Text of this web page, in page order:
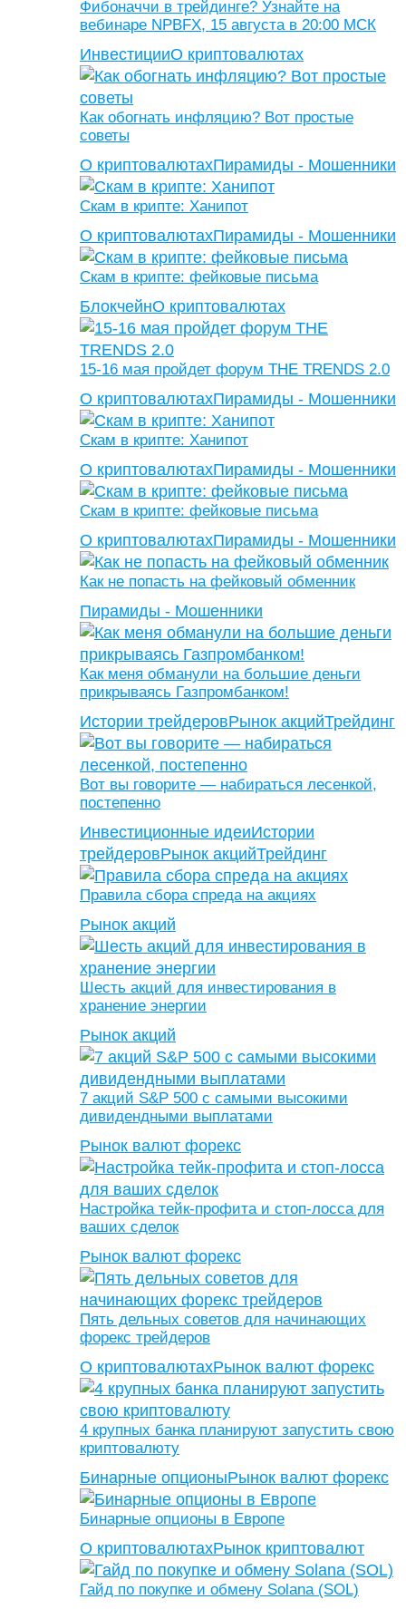
Фибоначчи в трейдинге? Узнайте на
вебинаре NPBFX, 15 августа в 20:00 МСК
ИнвестицииО криптовалютах
Как обогнать инфляцию? Вот простые
советы
О криптовалютахПирамиды - Мошенники
Скам в крипте: Ханипот
О криптовалютахПирамиды - Мошенники
Скам в крипте: фейковые письма
БлокчейнО криптовалютах
15-16 мая пройдет форум THE TRENDS 2.0
О криптовалютахПирамиды - Мошенники
Скам в крипте: Ханипот
О криптовалютахПирамиды - Мошенники
Скам в крипте: фейковые письма
О криптовалютахПирамиды - Мошенники
Как не попасть на фейковый обменник
Пирамиды - Мошенники
Как меня обманули на большие деньги
прикрываясь Газпромбанком!
Истории трейдеровРынок акцийТрейдинг
Вот вы говорите — набираться лесенкой,
постепенно
Инвестиционные идеиИстории
трейдеровРынок акцийТрейдинг
Правила сбора спреда на акциях
Рынок акций
Шесть акций для инвестирования в
хранение энергии
Рынок акций
7 акций S&P 500 с самыми высокими
дивидендными выплатами
Рынок валют форекс
Настройка тейк-профита и стоп-лосса для
ваших сделок
Рынок валют форекс
Пять дельных советов для начинающих
форекс трейдеров
О криптовалютахРынок валют форекс
4 крупных банка планируют запустить свою
криптовалюту
Бинарные опционыРынок валют форекс
Бинарные опционы в Европе
О криптовалютахРынок криптовалют
Гайд по покупке и обмену Solana (SOL)